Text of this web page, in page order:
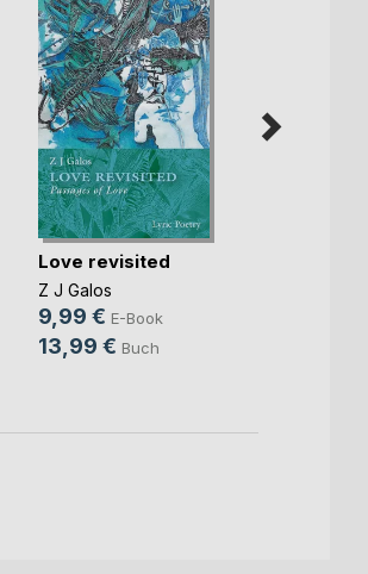
Love revisited
Z J Galos
9,99 € E-Book
13,99 € Buch